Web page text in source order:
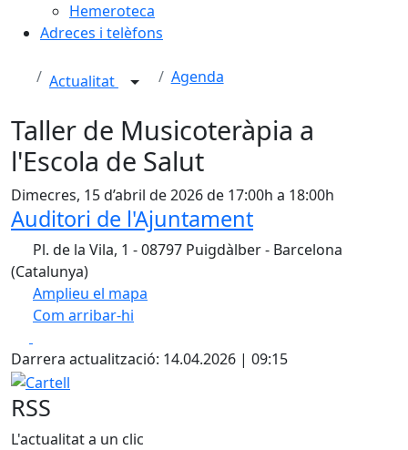
Hemeroteca
Adreces i telèfons
Actualitat Agenda
Taller de Musicoteràpia a
l'Escola de Salut
Dimecres, 15 d’abril de 2026 de 17:00h a 18:00h
Auditori de l'Ajuntament
Pl. de la Vila, 1 - 08797 Puigdàlber - Barcelona
(Catalunya)
Amplieu el mapa
Com arribar-hi
+
−
Darrera actualització: 14.04.2026 | 09:15
Cartell
RSS
L'actualitat a un clic